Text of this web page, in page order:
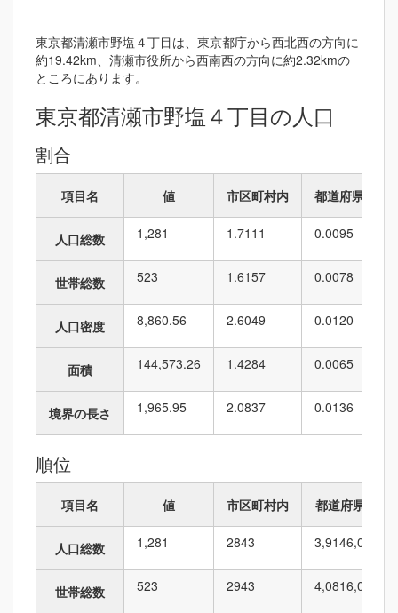
東京都清瀬市野塩４丁目は、東京都庁から西北西の方向に
約19.42km、清瀬市役所から西南西の方向に約2.32kmの
ところにあります。
東京都清瀬市野塩４丁目の人口
割合
項目名 値 市区町村内 都道府県内
人口総数 1,281 1.7111 0.0095
世帯総数 523 1.6157 0.0078
人口密度 8,860.56 2.6049 0.0120
面積 144,573.26 1.4284 0.0065
境界の長さ 1,965.95 2.0837 0.0136
順位
項目名 値 市区町村内 都道府県内
人口総数 1,281 2843 3,9146,010
世帯総数 523 2943 4,0816,010